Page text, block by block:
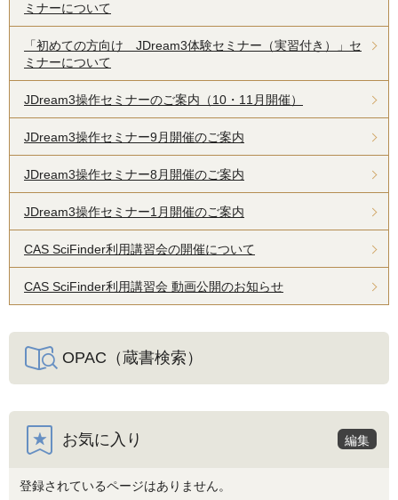
ミナーについて
「初めての方向け JDream3体験セミナー（実習付き）」セ
ミナーについて
JDream3操作セミナーのご案内（10・11月開催）
JDream3操作セミナー9月開催のご案内
JDream3操作セミナー8月開催のご案内
JDream3操作セミナー1月開催のご案内
CAS SciFinder利用講習会の開催について
CAS SciFinder利用講習会 動画公開のお知らせ
OPAC（蔵書検索）
お気に入り 編集
登録されているページはありません。